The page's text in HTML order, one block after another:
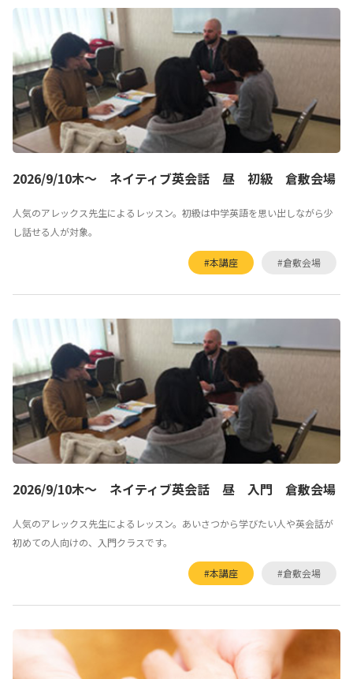
2026/9/10木～ ネイティブ英会話 昼 初級 倉敷会場
人気のアレックス先生によるレッスン。初級は中学英語を思い出しながら少
し話せる人が対象。
#本講座 #倉敷会場
2026/9/10木～ ネイティブ英会話 昼 入門 倉敷会場
人気のアレックス先生によるレッスン。あいさつから学びたい人や英会話が
初めての人向けの、入門クラスです。
#本講座 #倉敷会場